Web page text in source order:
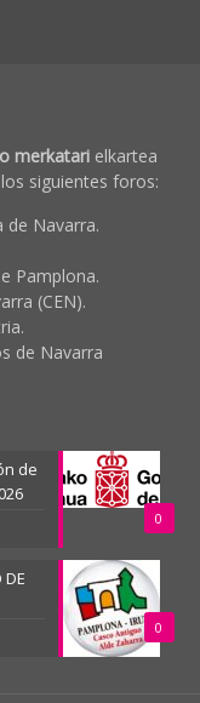
merkatarielkartea
siguientes foros:
Navarra.
Pamplona.
(CEN).
de Navarra
0
de
0
DE